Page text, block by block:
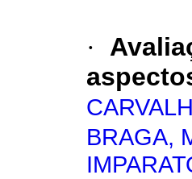
·
BRAGA,